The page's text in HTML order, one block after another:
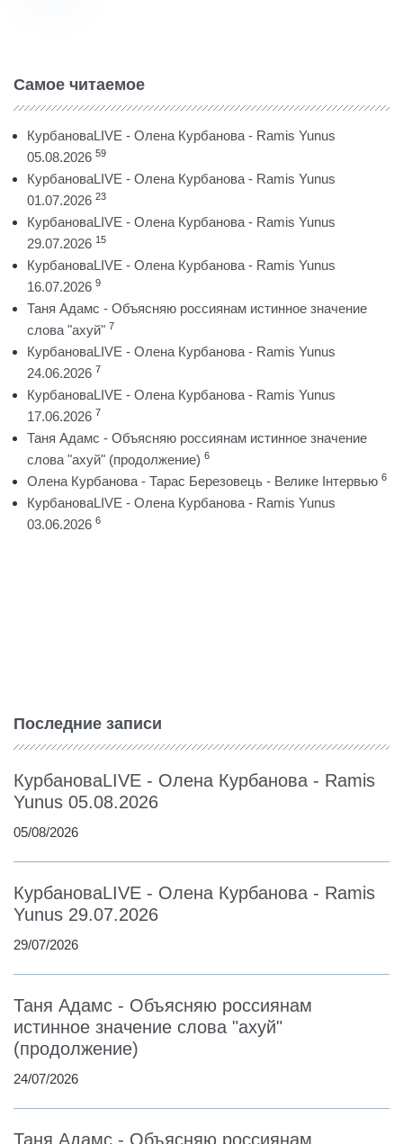
Самое читаемое
КурбановаLIVE - Олена Курбанова - Ramis Yunus
05.08.2026 59
КурбановаLIVE - Олена Курбанова - Ramis Yunus
01.07.2026 23
КурбановаLIVE - Олена Курбанова - Ramis Yunus
29.07.2026 15
КурбановаLIVE - Олена Курбанова - Ramis Yunus
16.07.2026 9
Таня Адамс - Объясняю россиянам истинное значение
слова "ахуй" 7
КурбановаLIVE - Олена Курбанова - Ramis Yunus
24.06.2026 7
КурбановаLIVE - Олена Курбанова - Ramis Yunus
17.06.2026 7
Таня Адамс - Объясняю россиянам истинное значение
слова "ахуй" (продолжение) 6
Олена Курбанова - Тарас Березовець - Велике Інтервью 6
КурбановаLIVE - Олена Курбанова - Ramis Yunus
03.06.2026 6
Последние записи
КурбановаLIVE - Олена Курбанова - Ramis
Yunus 05.08.2026
05/08/2026
КурбановаLIVE - Олена Курбанова - Ramis
Yunus 29.07.2026
29/07/2026
Таня Адамс - Объясняю россиянам
истинное значение слова "ахуй"
(продолжение)
24/07/2026
Таня Адамс - Объясняю россиянам